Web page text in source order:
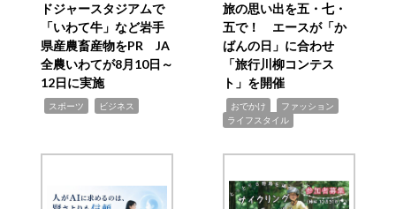
ドジャースタジアムで
「いわて牛」など岩手
県産農畜産物をPR JA
全農いわてが8月10日～
12日に実施
スポーツ ビジネス
旅の思い出を五・七・
五で！ エースが「か
ばんの日」に合わせ
「旅行川柳コンテス
ト」を開催
おでかけ ファッション
ライフスタイル